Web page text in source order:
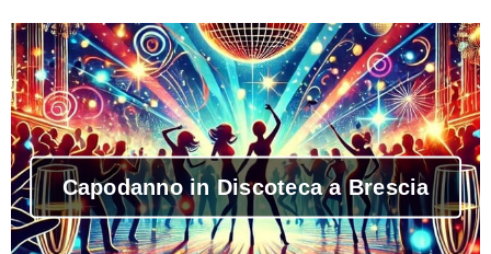
Capodanno in Discoteca a Brescia